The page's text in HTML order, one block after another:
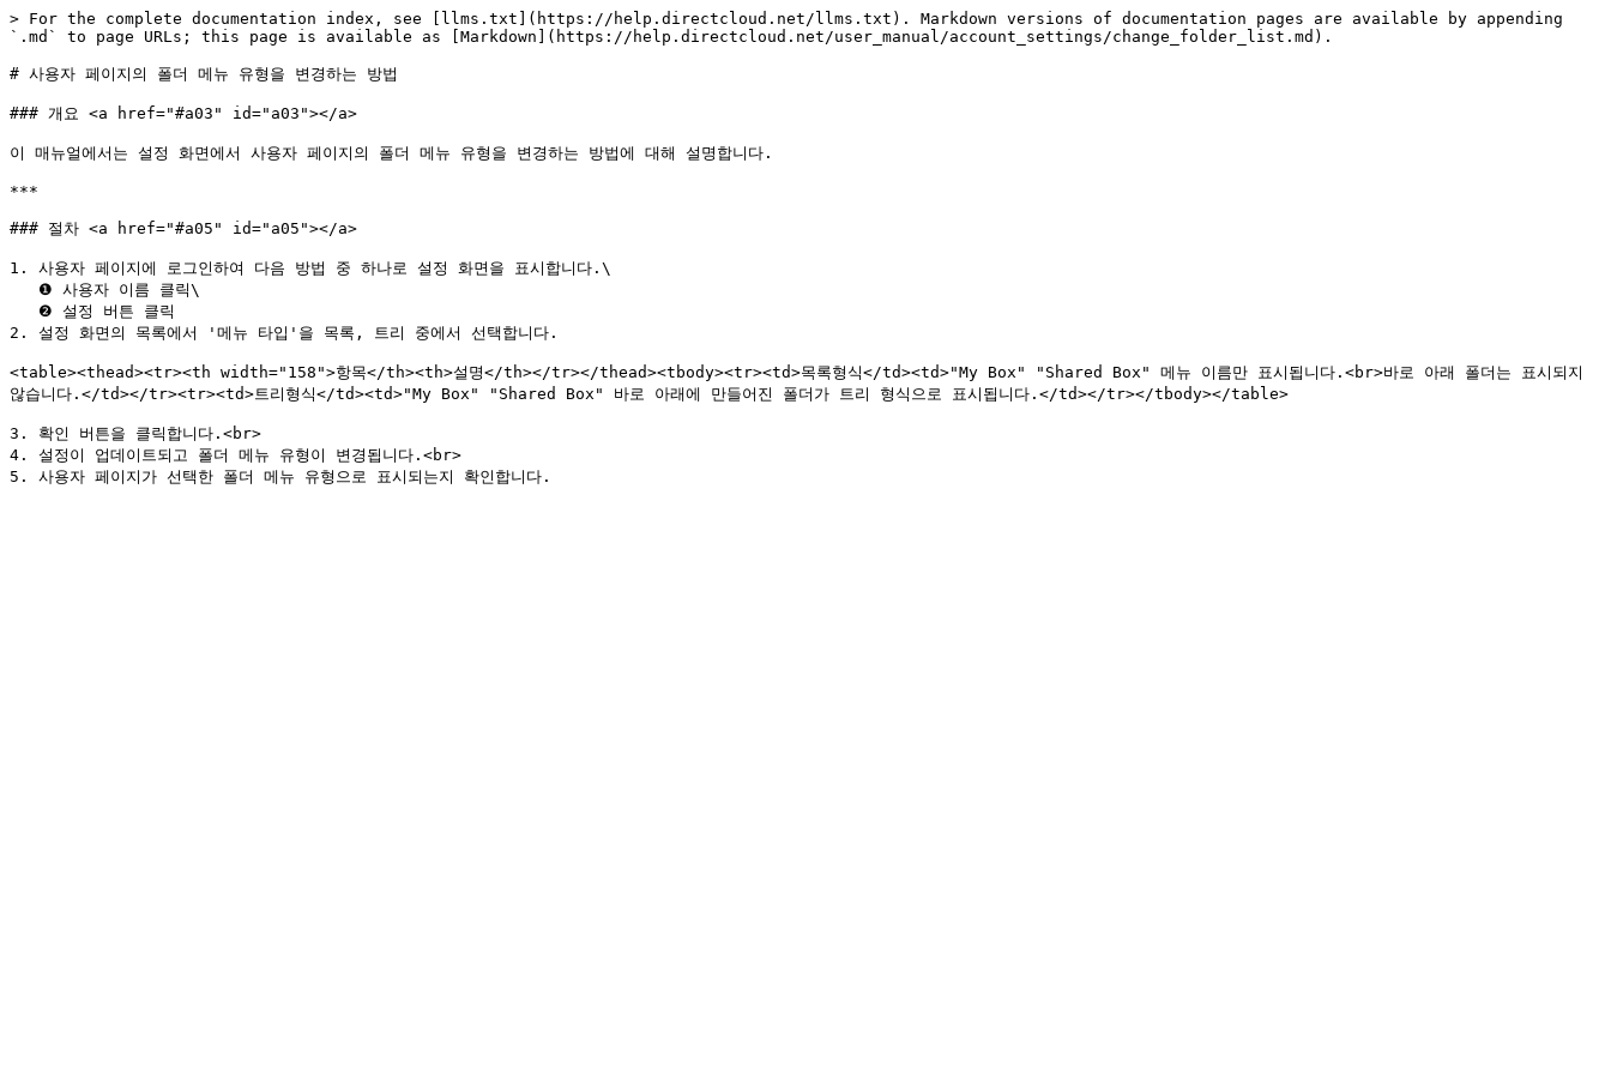
> For the complete documentation index, see [llms.txt](https://help.directcloud.net/llms.txt). Markdown versions of documentation pages are available by appending
`.md` to page URLs; this page is available as [Markdown](https://help.directcloud.net/user_manual/account_settings/change_folder_list.md).
# 사용자 페이지의 폴더 메뉴 유형을 변경하는 방법
### 개요 <a href="#a03" id="a03"></a>
이 매뉴얼에서는 설정 화면에서 사용자 페이지의 폴더 메뉴 유형을 변경하는 방법에 대해 설명합니다.
***
### 절차 <a href="#a05" id="a05"></a>
1. 사용자 페이지에 로그인하여 다음 방법 중 하나로 설정 화면을 표시합니다.\
2. 설정 화면의 목록에서 '메뉴 타입'을 목록, 트리 중에서 선택합니다.
<table><thead><tr><th width="158">항목</th><th>설명</th></tr></thead><tbody><tr><td>목록형식</td><td>"My Box" "Shared Box" 메뉴 이름만 표시됩니다.<br>바로 아래 폴더는 표시되지
않습니다.</td></tr><tr><td>트리형식</td><td>"My Box" "Shared Box" 바로 아래에 만들어진 폴더가 트리 형식으로 표시됩니다.</td></tr></tbody></table>
3. 확인 버튼을 클릭합니다.<br>
4. 설정이 업데이트되고 폴더 메뉴 유형이 변경됩니다.<br>